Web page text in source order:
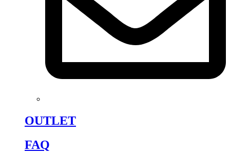
OUTLET
FAQ